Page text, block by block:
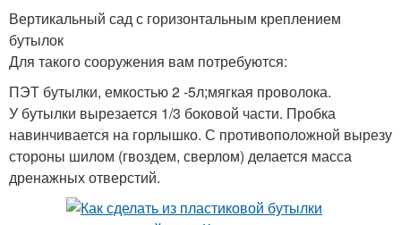
Вертикальный сад с горизонтальным креплением
бутылок
Для такого сооружения вам потребуются:
ПЭТ бутылки, емкостью 2 -5л;мягкая проволока.
У бутылки вырезается 1/3 боковой части. Пробка
навинчивается на горлышко. С противоположной вырезу
стороны шилом (гвоздем, сверлом) делается масса
дренажных отверстий.